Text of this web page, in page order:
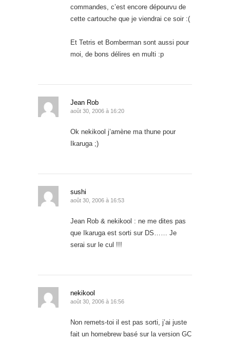
commandes, c’est encore dépourvu de
cette cartouche que je viendrai ce soir :(
Et Tetris et Bomberman sont aussi pour
moi, de bons délires en multi :p
Jean Rob
août 30, 2006 à 16:20
Ok nekikool j’amène ma thune pour
Ikaruga ;)
sushi
août 30, 2006 à 16:53
Jean Rob & nekikool : ne me dites pas
que Ikaruga est sorti sur DS…… Je
serai sur le cul !!!
nekikool
août 30, 2006 à 16:56
Non remets-toi il est pas sorti, j’ai juste
fait un homebrew basé sur la version GC